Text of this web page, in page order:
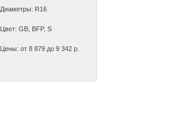
Диаметры: R16
Цвет: GB, BFP, S
Цены: от 8 879 до 9 342 р.